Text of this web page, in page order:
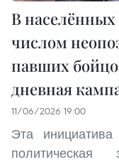
В
числом
павших
дневная
11/06/2026 19:00
Эта инициатива